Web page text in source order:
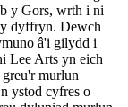
y Gors, wrth i ni
y dyffryn. Dewch
â'i gilydd i
Lee Arts yn eich
murlun
ystod cyfres o